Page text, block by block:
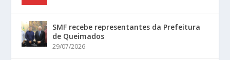
SMF recebe representantes da Prefeitura
de Queimados
29/07/2026